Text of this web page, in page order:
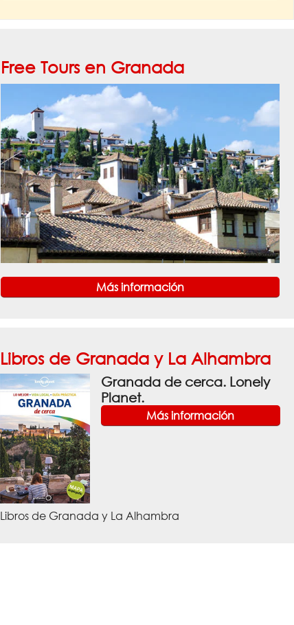
Free Tours en Granada
Más información
Libros de Granada y La Alhambra
Granada de cerca. Lonely
Planet.
Más información
Libros de Granada y La Alhambra